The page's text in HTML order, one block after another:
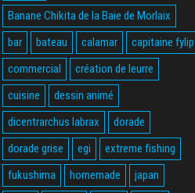
Banane Chikita de la Baie de Morlaix
bar
bateau calamar
capitaine fylip
commercial
création de leurre
cuisine
dessin animé
dicentrarchus labrax
dorade
dorade grise
egi
extreme fishing
fukushima
homemade
japan